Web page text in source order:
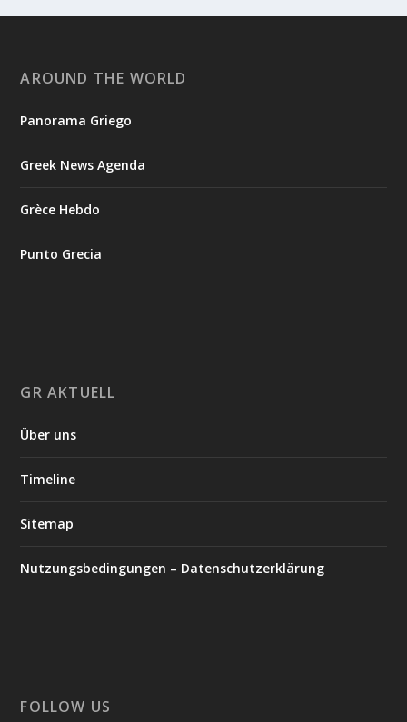
AROUND THE WORLD
Panorama Griego
Greek News Agenda
Grèce Hebdo
Punto Grecia
GR AKTUELL
Über uns
Timeline
Sitemap
Nutzungsbedingungen – Datenschutzerklärung
FOLLOW US